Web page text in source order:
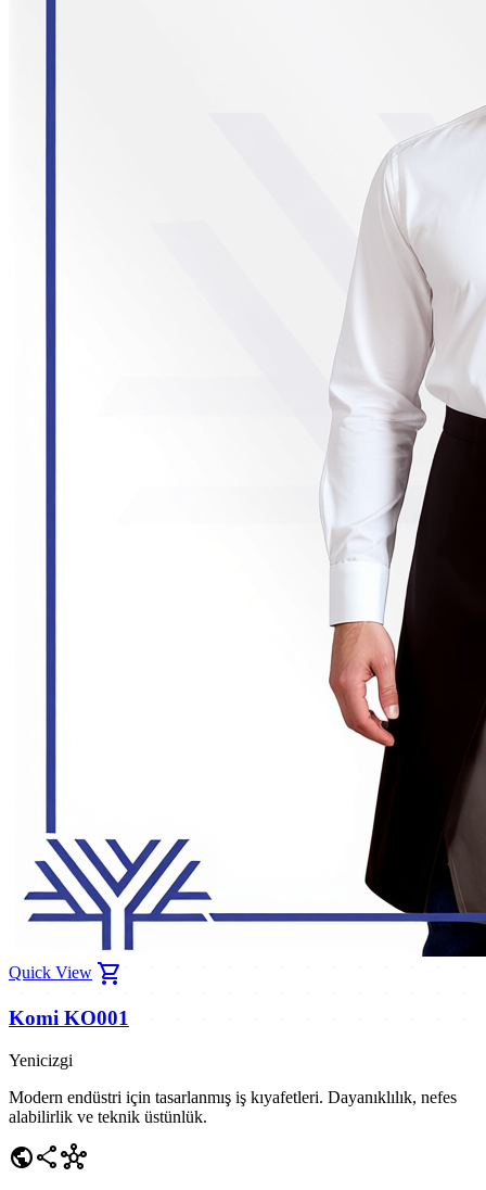
Quick View shopping_cart
Komi KO001
Yenicizgi
Modern endüstri için tasarlanmış iş kıyafetleri. Dayanıklılık, nefes
alabilirlik ve teknik üstünlük.
publicsharehub